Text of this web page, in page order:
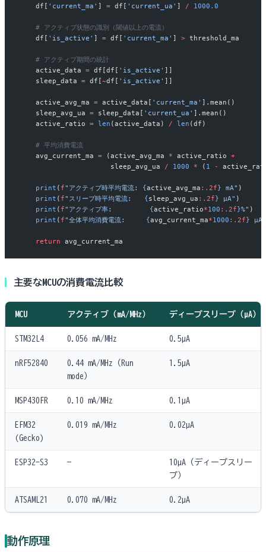
    df[
'current_ma' ] = df[ 'current_ua' ] / 1000.0
    # アクティブ状態の識別（閾値以上の電流）
    df[
'is_active' ] = df[ 'current_ma' ] > threshold_ma
    # アクティブ期間の統計
    active_data
= df[df[ 'is_active' ]]
    sleep_data
= df[~df[ 'is_active' ]]
    active_avg_ma
= active_data[ 'current_ma' ].mean()
    sleep_avg_ua
= sleep_data[ 'current_ua' ].mean()
    active_ratio
= len (active_data) / len (df)
    # 平均消費電流
    avg_current_ma
= (active_avg_ma * active_ratio +
                      sleep_avg_ua
/ 1000 * ( 1 -
    print
( f"アクティブ時平均電流: {active_avg_ma :.2f} mA" )
    print
( f"スリープ時平均電流: {sleep_avg_ua :.2f} µA" )
    print
( f"アクティブ率: {active_ratio*100 :.2f}%" )
    print
( f"全体平均消費電流: {avg_current_ma*1000 :.2f} µA"
    return
avg_current_ma
主要なMCUの消費電流比較
MCU アクティブ（mA/MHz） ディープスリープ（µA）
STM32L4 0.056 mA/MHz 0.5µA
nRF52840
0.44 mA/MHz（Run
mode）
1.5µA
MSP430FR 0.10 mA/MHz 0.1µA
EFM32
(Gecko)
0.019 mA/MHz 0.02µA
ESP32-S3 —
10µA（ディープスリー
プ）
ATSAML21 0.070 mA/MHz 0.2µA
動作原理